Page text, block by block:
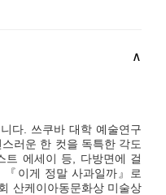
다. 쓰쿠바 대학 예술연구
러운 한 컷을 독특한 각도
트 에세이 등, 다방면에 걸
『이게 정말 사과일까』로
산케이아동문화상 미술상